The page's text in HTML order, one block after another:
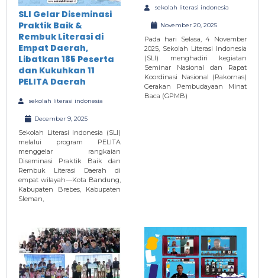
SLI Gelar Diseminasi
Praktik Baik &
Rembuk Literasi di
Empat Daerah,
Libatkan 185 Peserta
dan Kukuhkan 11
PELITA Daerah
sekolah literasi indonesia
December 9, 2025
Sekolah Literasi Indonesia (SLI)
melalui program PELITA
menggelar rangkaian
Diseminasi Praktik Baik dan
Rembuk Literasi Daerah di
empat wilayah—Kota Bandung,
Kabupaten Brebes, Kabupaten
Sleman,
sekolah literasi indonesia
November 20, 2025
Pada hari Selasa, 4 November
2025, Sekolah Literasi Indonesia
(SLI) menghadiri kegiatan
Seminar Nasional dan Rapat
Koordinasi Nasional (Rakornas)
Gerakan Pembudayaan Minat
Baca (GPMB)